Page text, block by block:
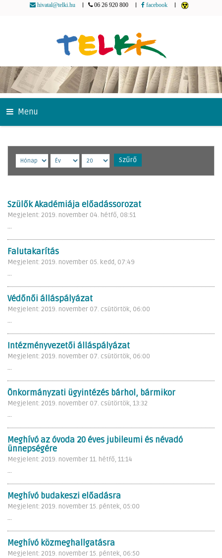
hivatal@telki.hu 06 26 920 800 facebook
Menu
Szűrő
Szülők Akadémiája előadássorozat
Megjelent: 2019. november 04. hétfő, 08:51
...
Falutakarítás
Megjelent: 2019. november 05. kedd, 07:49
...
Védőnői álláspályázat
Megjelent: 2019. november 07. csütörtök, 06:00
...
Intézményvezetői álláspályázat
Megjelent: 2019. november 07. csütörtök, 06:00
...
Önkormányzati ügyintézés bárhol, bármikor
Megjelent: 2019. november 07. csütörtök, 13:32
...
Meghívó az óvoda 20 éves jubileumi és névadó
ünnepségére
Megjelent: 2019. november 11. hétfő, 11:14
...
Meghívó budakeszi előadásra
Megjelent: 2019. november 15. péntek, 05:00
...
Meghívó közmeghallgatásra
Megjelent: 2019. november 15. péntek, 06:50